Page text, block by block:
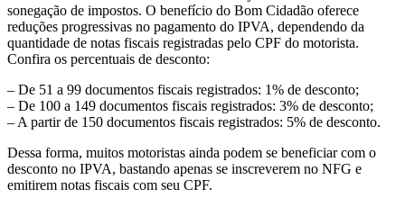
sonegação de impostos. O benefício do Bom Cidadão oferece
reduções progressivas no pagamento do IPVA, dependendo da
quantidade de notas fiscais registradas pelo CPF do motorista.
Confira os percentuais de desconto:
– De 51 a 99 documentos fiscais registrados: 1% de desconto;
– De 100 a 149 documentos fiscais registrados: 3% de desconto;
– A partir de 150 documentos fiscais registrados: 5% de desconto.
Dessa forma, muitos motoristas ainda podem se beneficiar com o
desconto no IPVA, bastando apenas se inscreverem no NFG e
emitirem notas fiscais com seu CPF.